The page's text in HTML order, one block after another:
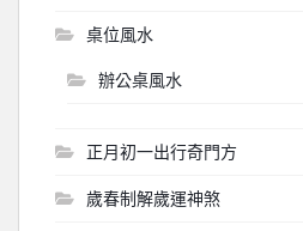
桌位風水
辦公桌風水
正月初一出行奇門方
歲春制解歲運神煞